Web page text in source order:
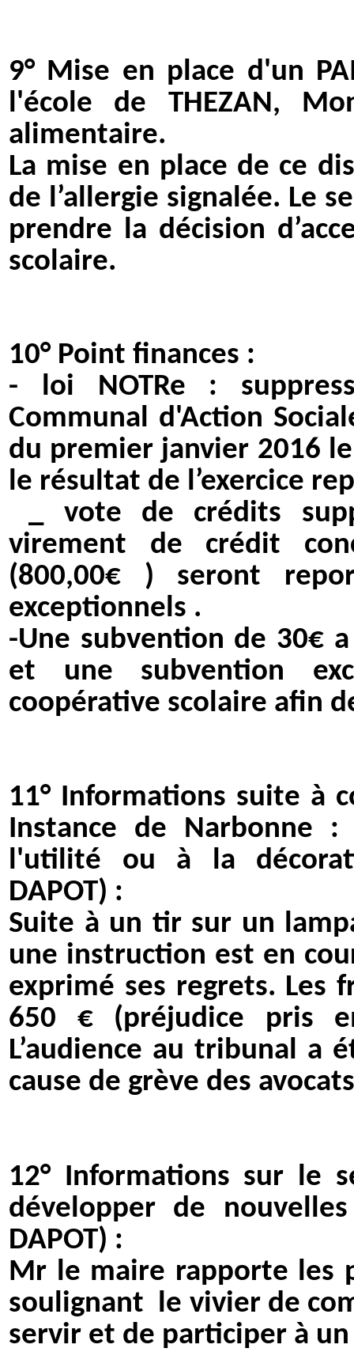
9° Mise en place d'un
l'école de THEZAN,
alimentaire.
La mise en place de ce
de l’allergie signalée. Le
prendre la décision
scolaire.
10° Point finances :
- loi NOTRe :
Communal d'Action
du premier janvier 2016
le résultat de l’exercice
_ vote de crédits
virement de crédit
(800,00€ ) seront
exceptionnels .
-Une subvention de 30€ a
et une subvention
coopérative scolaire afin
11° Informations suite à
Instance de Narbonne
l'utilité ou à la
DAPOT) :
Suite à un tir sur un
une instruction est en
exprimé ses regrets. Les
650 € (préjudice pris
L’audience au tribunal a
cause de grève des
12° Informations sur le
développer de
DAPOT) :
Mr le maire rapporte les
soulignant le vivier de
servir et de participer à